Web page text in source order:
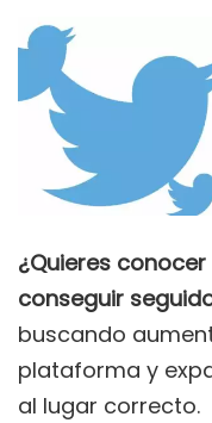
¿Quieres
conseguir
buscando
plataforma y
al lugar correcto.